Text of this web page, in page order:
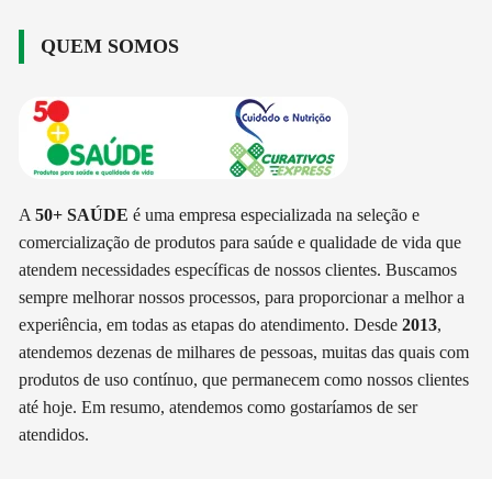
QUEM SOMOS
A50+ SAÚDE é uma empresa especializada na seleção e
comercialização de produtos para saúde e qualidade de vida que
atendem necessidades específicas de nossos clientes. Buscamos
sempre melhorar nossos processos, para proporcionar a melhor a
experiência, em todas as etapas do atendimento. Desde2013,
atendemos dezenas de milhares de pessoas, muitas das quais com
produtos de uso contínuo, que permanecem como nossos clientes
até hoje. Em resumo, atendemos como gostaríamos de ser
atendidos.